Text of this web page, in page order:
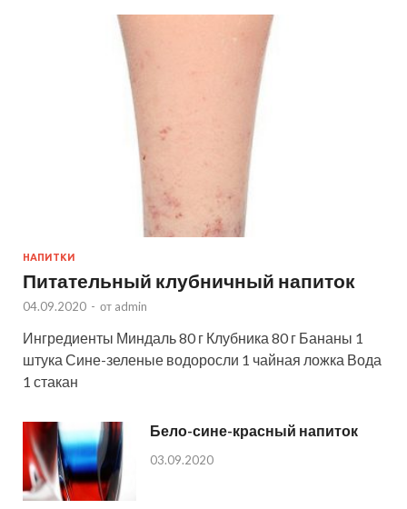
НАПИТКИ
Питательный клубничный напиток
04.09.2020 - от admin
Ингредиенты Миндаль 80 г Клубника 80 г Бананы 1
штука Сине-зеленые водоросли 1 чайная ложка Вода
1 стакан
Бело-сине-красный напиток
03.09.2020